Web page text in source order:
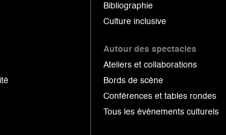
Bibliographie
Culture inclusive
Autour des spectacles
Ateliers et collaborations
Bords de scène
Conférences et tables rondes
Tous les événements culturels